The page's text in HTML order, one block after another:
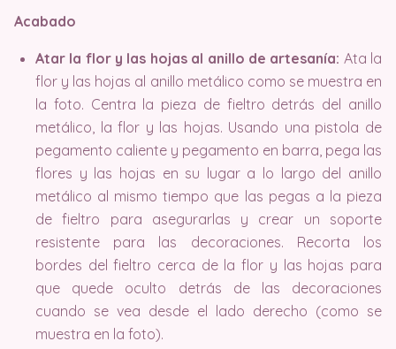
Acabado
Atar la flor y las hojas al anillo de artesanía: Ata la
flor y las hojas al anillo metálico como se muestra en
la foto. Centra la pieza de fieltro detrás del anillo
metálico, la flor y las hojas. Usando una pistola de
pegamento caliente y pegamento en barra, pega las
flores y las hojas en su lugar a lo largo del anillo
metálico al mismo tiempo que las pegas a la pieza
de fieltro para asegurarlas y crear un soporte
resistente para las decoraciones. Recorta los
bordes del fieltro cerca de la flor y las hojas para
que quede oculto detrás de las decoraciones
cuando se vea desde el lado derecho (como se
muestra en la foto).